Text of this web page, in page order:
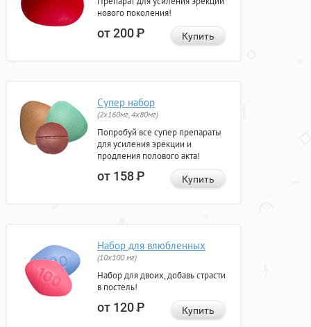
нового поколения!
от 200Р Купить
Супер набор
(2х160мг, 4х80мг)
Попробуй все супер препараты
для усиления эрекции и
продления полового акта!
от 158Р Купить
Набор для влюбленных
(10х100 мг)
Набор для двоих, добавь страсти
в постель!
от 120Р Купить